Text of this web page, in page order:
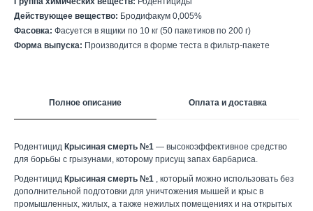
Действующее вещество: Бродифакум 0,005%
Фасовка: Фасуется в ящики по 10 кг (50 пакетиков по 200 г)
Форма выпуска: Производится в форме теста в фильтр-пакете
Полное описание Оплата и доставка
Родентицид Крысиная смерть №1 — высокоэффективное средство
для борьбы с грызунами, которому присущ запах барбариса.
Родентицид Крысиная смерть №1 , который можно использовать без
дополнительной подготовки для уничтожения мышей и крыс в
промышленных, жилых, а также нежилых помещениях и на открытых